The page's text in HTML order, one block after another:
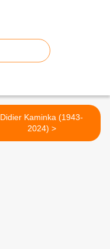
Didier Kaminka (1943-
2024) >